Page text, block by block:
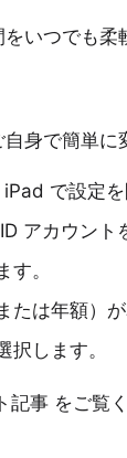
いつでも柔
身で簡単に
で設定を
アカウント
す。
は年額）が
択します。
記事 をご覧